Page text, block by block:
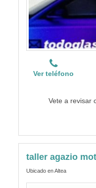
Ver teléfono
Vete a revisar
taller agazio
Ubicado en Altea